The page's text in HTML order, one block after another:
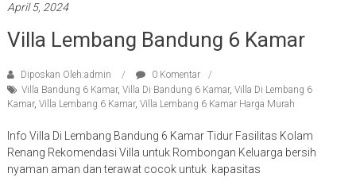
April 5, 2024
Villa Lembang Bandung 6 Kamar
Diposkan Oleh:admin
0 Komentar
Villa Bandung 6 Kamar, Villa Di Bandung 6 Kamar, Villa Di Lembang 6
Kamar, Villa Lembang 6 Kamar, Villa Lembang 6 Kamar Harga Murah
Info Villa Di Lembang Bandung 6 Kamar Tidur Fasilitas Kolam
Renang Rekomendasi Villa untuk Rombongan Keluarga bersih
nyaman aman dan terawat cocok untuk kapasitas